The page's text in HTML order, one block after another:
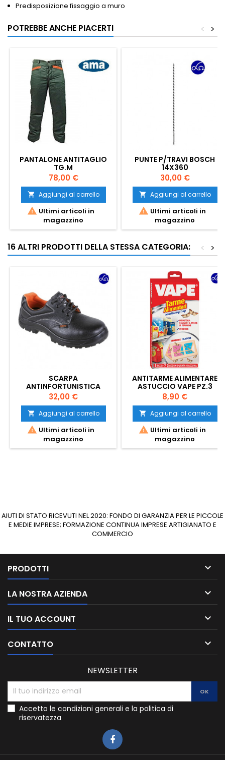
Predisposizione fissaggio a muro
POTREBBE ANCHE PIACERTI >
<
PANTALONE ANTITAGLIO
TG.M
Prezzo
78,00 €
 Aggiungi al carrello
 Ultimi articoli in
magazzino
PUNTE P/TRAVI BOSCH
14X360
Prezzo
30,00 €
 Aggiungi al carrello
 Ultimi articoli in
magazzino
16 ALTRI PRODOTTI DELLA STESSA CATEGORIA: >
<
SCARPA
ANTINFORTUNISTICA
BASSA BETA S3 N.40
Prezzo
32,00 €
 Aggiungi al carrello
 Ultimi articoli in
magazzino
ANTITARME ALIMENTARE
ASTUCCIO VAPE PZ.3
Prezzo
8,90 €
 Aggiungi al carrello
 Ultimi articoli in
magazzino
AIUTI DI STATO RICEVUTI NEL 2020: FONDO DI GARANZIA PER LE PICCOLE
E MEDIE IMPRESE; FORMAZIONE CONTINUA IMPRESE ARTIGIANATO E
COMMERCIO
PRODOTTI 
LA NOSTRA AZIENDA 
IL TUO ACCOUNT 
CONTATTO 
NEWSLETTER
Accetto le condizioni generali e la politica di
riservatezza